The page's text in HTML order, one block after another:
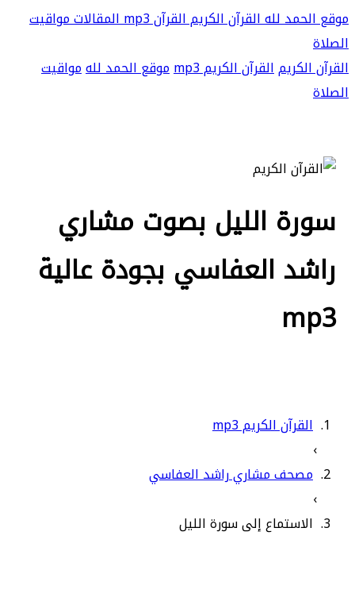
موقع الحمد للهالقرآن الكريمالقرآن mp3 المقالاتمواقيت
الصلاة
القرآن الكريمالقرآن الكريم mp3 موقع الحمد للهمواقيت
الصلاة
سورة الليل بصوت مشاري
راشد العفاسي بجودة عالية
mp3
القرآن الكريم mp3
›
مصحف مشاري راشد العفاسي
›
الاستماع إلى سورة الليل